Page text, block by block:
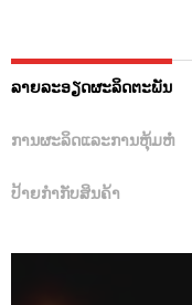
ລາຍລະອຽດຜະລິດຕະພັນ
ການຜະລິດແລະການຫຸ້ມຫໍ່
ປ້າຍກຳກັບສິນຄ້າ